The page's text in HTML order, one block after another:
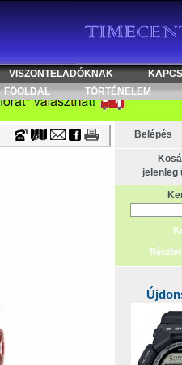
Timecenter
VISZONTELADÓKNAK
FÖOLDAL TÖRTÉNELEM
Belépés
jelenleg